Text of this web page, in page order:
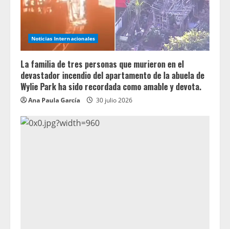
Noticias Internacionales
La familia de tres personas que murieron en el
devastador incendio del apartamento de la abuela de
Wylie Park ha sido recordada como amable y devota.
Ana Paula García 30 julio 2026